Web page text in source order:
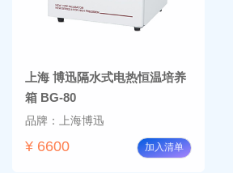
上海 博迅隔水式电热恒温培养
箱 BG-80
品牌：上海博迅
¥ 6600 加入清单